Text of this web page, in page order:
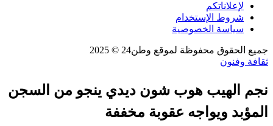
لإعلاناتكم
شروط الإستخدام
سياسة الخصوصية
جميع الحقوق محفوظة لموقع وطن24 © 2025
ثقافة وفنون
نجم الهيب هوب شون ديدي ينجو من السجن
المؤبد ويواجه عقوبة مخففة